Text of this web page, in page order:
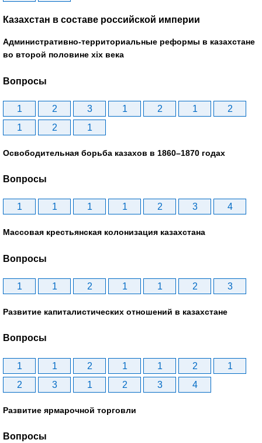
Казахстан в составе российской империи
Административно-территориальные реформы в казахстане
во второй половине xix века
Вопросы
1 2 3 1 2 1
2
1
2 1
Освободительная борьба казахов в 1860–1870 годах
Вопросы
1 1 1 1 2 3 4
Массовая крестьянская колонизация казахстана
Вопросы
1 1 2 1 1 2 3
Развитие капиталистических отношений в казахстане
Вопросы
1 1 2 1 1 2
1
2
3 1 2 3 4
Развитие ярмарочной торговли
Вопросы